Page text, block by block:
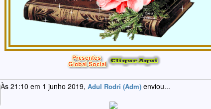
Às 21:10 em 1 junho 2019, Adul Rodri (Adm) enviou...